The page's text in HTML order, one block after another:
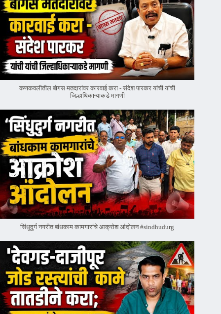
कणकवलीतील बोगस मतदारांवर‌ कारवाई करा - संदेश पारकर यांची यांची
जिल्हाधिकाऱ्याकडे मागणी
सिंधुदुर्ग नगरीत बांधकाम कामगारांचे आक्रोश आंदोलन #sindhudurg